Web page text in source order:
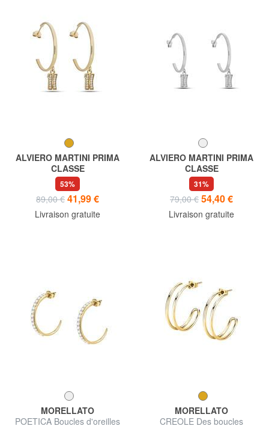
ALVIERO MARTINI PRIMA
CLASSE
BROADWAY Boucles d'oreilles
cercle avec pendentif
53%
89,00 € 41,99 €
Livraison gratuite
ALVIERO MARTINI PRIMA
CLASSE
BROADWAY Boucles d'oreilles
cercle avec pendentif
31%
79,00 € 54,40 €
Livraison gratuite
MORELLATO
POETICA Boucles d'oreilles
MORELLATO
CREOLE Des boucles